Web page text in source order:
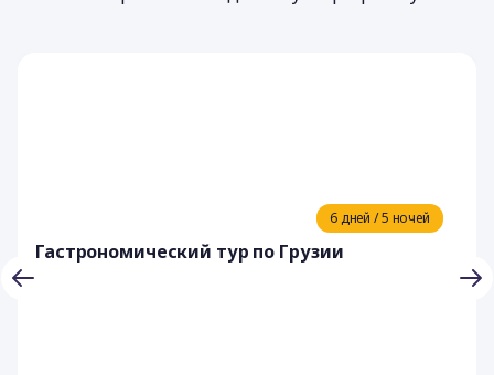
6 дней / 5 ночей
Гастрономический тур по Грузии